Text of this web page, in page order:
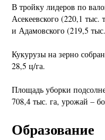
В тройку лидеров по
Асекеевского (220,1
и Адамовского (219,5
Кукурузы на зерно
28,5 ц/га.
Площадь уборки
708,4 тыс. га, урожай –
Образование